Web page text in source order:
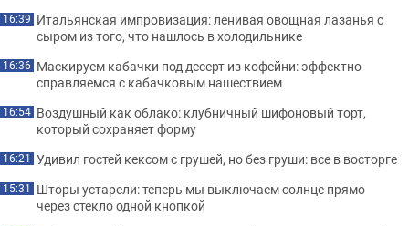
16:39 Итальянская импровизация: ленивая овощная лазанья с
сыром из того, что нашлось в холодильнике
16:36 Маскируем кабачки под десерт из кофейни: эффектно
справляемся с кабачковым нашествием
16:54 Воздушный как облако: клубничный шифоновый торт,
который сохраняет форму
16:21 Удивил гостей кексом с грушей, но без груши: все в восторге
15:31 Шторы устарели: теперь мы выключаем солнце прямо
через стекло одной кнопкой